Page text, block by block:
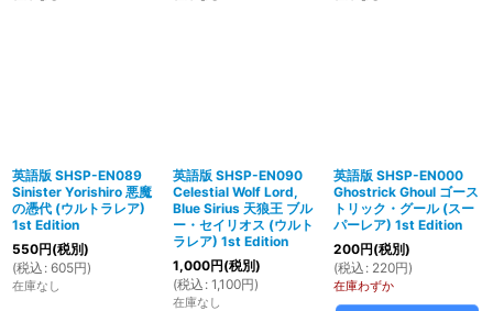
英語版 SHSP-EN089
Sinister Yorishiro 悪魔
の憑代 (ウルトラレア)
1st Edition
550円(税別)
(税込 : 605円)
在庫なし
英語版 SHSP-EN090
Celestial Wolf Lord,
Blue Sirius 天狼王 ブル
ー・セイリオス (ウルト
ラレア) 1st Edition
1,000円(税別)
(税込 : 1,100円)
在庫なし
英語版 SHSP-EN000
Ghostrick Ghoul ゴース
トリック・グール (スー
パーレア) 1st Edition
200円(税別)
(税込 : 220円)
在庫わずか